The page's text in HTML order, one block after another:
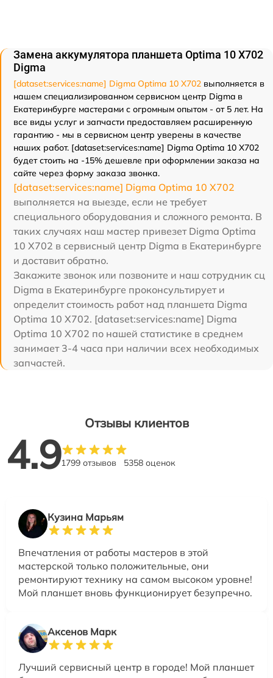
Замена аккумулятора планшета Optima 10 X702
Digma
[dataset:services:name] Digma Optima 10 X702 выполняется в
нашем специализированном сервисном центр Digma в
Екатеринбурге мастерами с огромным опытом - от 5 лет. На
все виды услуг и запчасти предоставляем расширенную
гарантию - мы в сервисном центр уверены в качестве
наших работ. [dataset:services:name] Digma Optima 10 X702
будет стоить на -15% дешевле при оформлении заказа на
сайте через форму заказа звонка.
[dataset:services:name] Digma Optima 10 X702
выполняется на выезде, если не требует
специального оборудования и сложного ремонта. В
таких случаях наш мастер привезет Digma Optima
10 X702 в сервисный центр Digma в Екатеринбурге
и доставит обратно.
Закажите звонок или позвоните и наш сотрудник сц
Digma в Екатеринбурге проконсультирует и
определит стоимость работ над планшета Digma
Optima 10 X702. [dataset:services:name] Digma
Optima 10 X702 по нашей статистике в среднем
занимает 3-4 часа при наличии всех необходимых
запчастей.
Отзывы клиентов
4.91799 отзывов 5358 оценок
Кузина Марьям
Впечатления от работы мастеров в этой
мастерской только положительные, они
ремонтируют технику на самом высоком уровне!
Мой планшет вновь функционирует безупречно.
Аксенов Марк
Лучший сервисный центр в городе! Мой планшет